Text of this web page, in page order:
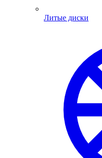
Литые диски